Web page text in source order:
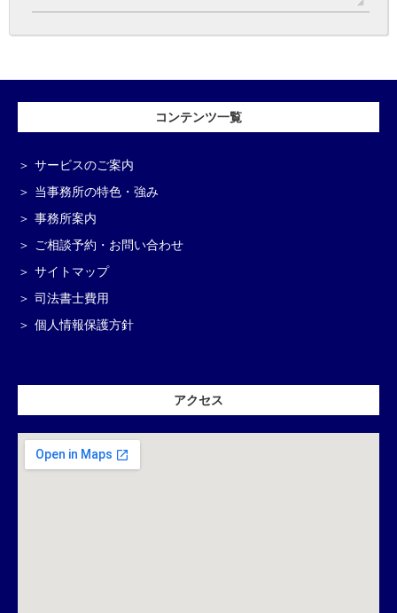
コンテンツ一覧
サービスのご案内
当事務所の特色・強み
事務所案内
ご相談予約・お問い合わせ
サイトマップ
司法書士費用
個人情報保護方針
アクセス